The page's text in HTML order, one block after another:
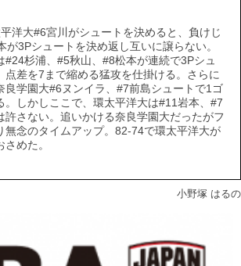
洋大#6宮川がシュートを決めると、負けじ
が3Pシュートを決め返し互いに譲らない。
杉浦、#5秋山、#8松本が連続で3Pシュ
点差を7まで縮める猛攻を仕掛ける。さらに
良学園大#6ヌンイラ、#7前島シュートで1ゴ
。しかしここで、環太平洋大は#11岩本、#7
許さない。追いかける奈良学園大だったがフ
無念のタイムアップ。82-74で環太平洋大が
めた。
小野塚 はるの